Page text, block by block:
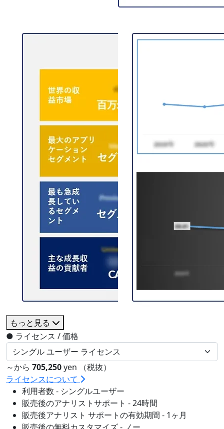
もっと見る
● ライセンス / 価格
～から 705,250yen （税抜）
ライセンスについて
利用者数 - シングルユーザー
販売後のアナリストサポート - 24時間
販売後アナリスト サポートの有効期間 - 1ヶ月